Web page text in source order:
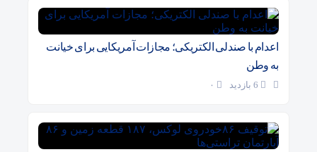
اعدام با صندلی الکتریکی؛ مجازات آمریکایی برای خیانت
به وطن
۰